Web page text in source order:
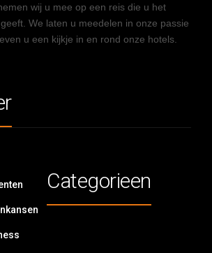
wij u mee op een reis die u het
We laten u meedelen in onze passie
u een kijkje in en rond onze hotels.
Categorieen